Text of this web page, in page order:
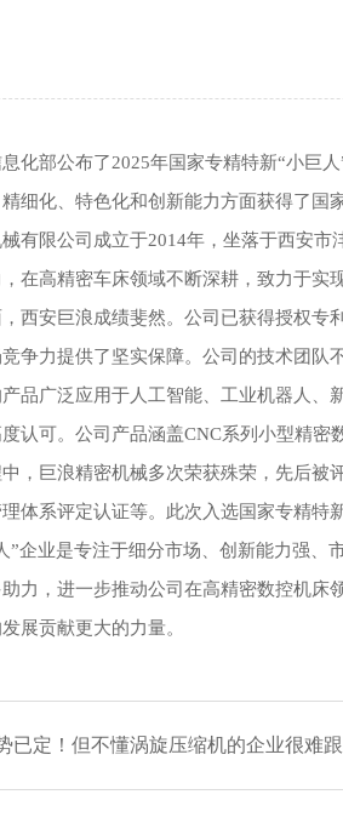
化部公布了2025年国家专精特新“小巨
细化、特色化和创新能力方面获得了国
有限公司成立于2014年，坐落于西安
在高精密车床领域不断深耕，致力于实
西安巨浪成绩斐然。公司已获得授权
争力提供了坚实保障。公司的技术团
品广泛应用于人工智能、工业机器人
认可。公司产品涵盖CNC系列小型精
，巨浪精密机械多次荣获殊荣，先后被
体系评定认证等。此次入选国家专精
”企业是专注于细分市场、创新能力强
力，进一步推动公司在高精密数控机
展贡献更大的力量。
已定！但不懂涡旋压缩机的企业很